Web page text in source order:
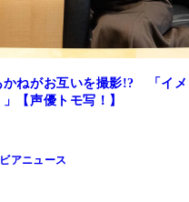
かねがお互いを撮影!? 「イメ
【声優トモ写！】
アニュース